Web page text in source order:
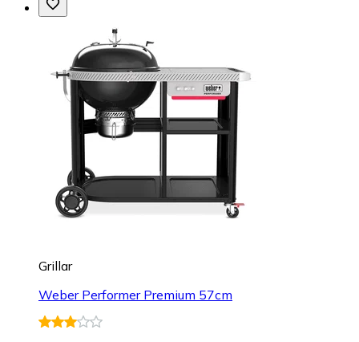
Grillar
Weber Performer Premium 57cm